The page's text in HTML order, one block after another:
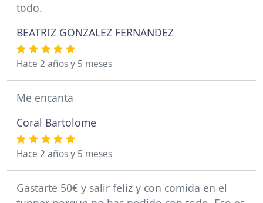
todo.
BEATRIZ GONZALEZ FERNANDEZ
Hace 2 años y 5 meses
Me encanta
Coral Bartolome
Hace 2 años y 5 meses
Gastarte 50€ y salir feliz y con comida en el